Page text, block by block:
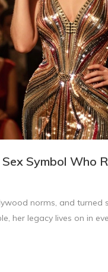
Symbol Who
norms, and
her legacy lives on in